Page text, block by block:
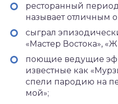
ресторанный
называет отличным
сыграл
«Мастер Востока»,
поющие ведущие
известные как
спели пародию на
мой»;